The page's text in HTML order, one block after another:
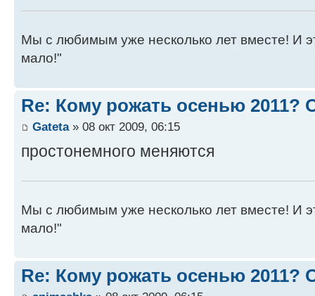
Мы с любимым уже несколько лет вместе! И
мало!"
Re: Кому рожать осенью 2011?
Gateta» 08 окт 2009, 06:15
простонемного меняются
Мы с любимым уже несколько лет вместе! И
мало!"
Re: Кому рожать осенью 2011?